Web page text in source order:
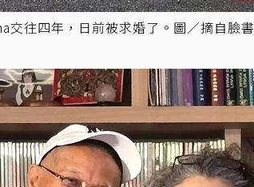
交往四年，日前被求婚了。圖／摘自臉書